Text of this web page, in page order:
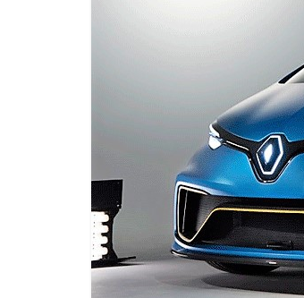
GM reafirma su
compromiso con movilidad
más segura y conectada